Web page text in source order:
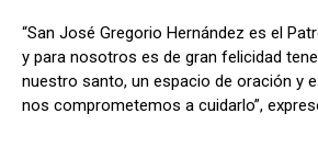
“San José Gregorio Hernández es el
y para nosotros es de gran felicidad
nuestro santo, un espacio de oración y
nos comprometemos a cuidarlo”,